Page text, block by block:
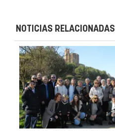
NOTICIAS RELACIONADAS